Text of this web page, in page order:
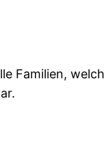
Familien,